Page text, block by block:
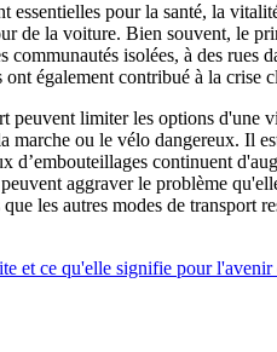
essentielles pour la santé, la
de la voiture. Bien souvent, le
isolées, à des rues
également contribué à la
peuvent limiter les options d'une
marche ou le vélo dangereux. Il
d’embouteillages continuent
aggraver le problème
les autres modes de
et ce qu'elle signifie pour l'avenir